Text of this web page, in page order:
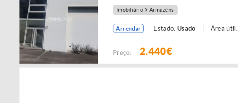
Imobiliário Armazéns
Arrendar Estado:Usado Área útil:
Preço: 2.440€